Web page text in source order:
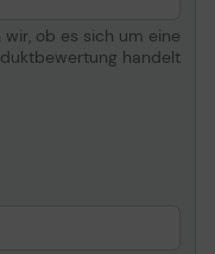
ob es sich um eine
handelt